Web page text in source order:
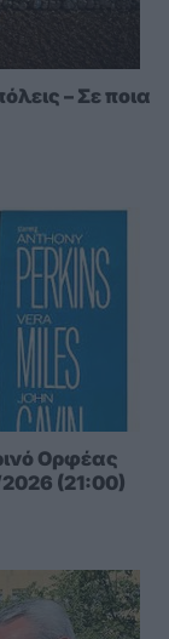
– Σε ποια
Ορφέας
(21:00)